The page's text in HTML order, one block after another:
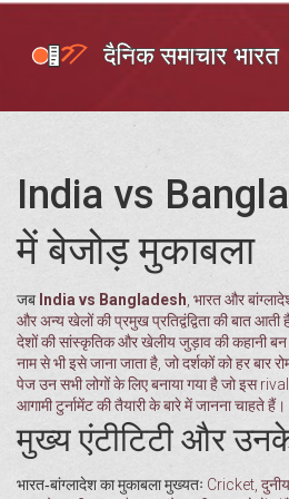
India vs
में बेजोड़ मुकाबला
जब India vs Bangladesh भारत और
और अन्य खेलों की प्रमुख प्रतिद्वंद्विताकी बात आती
देशों की सांस्कृतिक और खेलीय जुड़ाव की कहानी बन
नाम से भी इसे जाना जाता है, जो दर्शकों को हर बार
पेज उन सभी लोगों के लिए बनाया गया है जो इस
आगामी टुर्नामेंट की तैयारी के बारे में जानना चाहते हैं।
मुख्य एंटीटिटी और
भारत‑बांग्लादेश का मुकाबला मुख्यतः Cricket